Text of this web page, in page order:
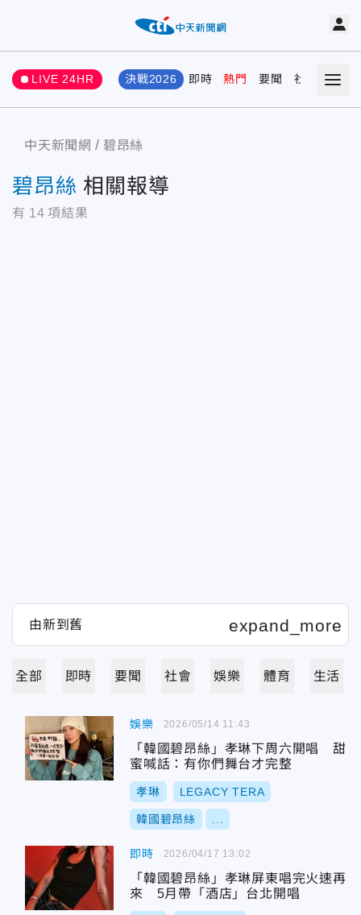
LIVE 24HR 決戰2026 即時 熱門 要聞 社會 娛樂
中天新聞網 碧昂絲
碧昂絲 相關報導
有 14 項結果
全部 即時 要聞 社會 娛樂 體育 生活
娛樂
「韓國碧昂絲」孝琳下周六開唱 甜
蜜喊話：有你們舞台才完整
孝琳 LEGACY TERA
韓國碧昂絲
2026/05/14 11:43
即時
「韓國碧昂絲」孝琳屏東唱完火速再
來 5月帶「酒店」台北開唱
2026/04/17 13:02